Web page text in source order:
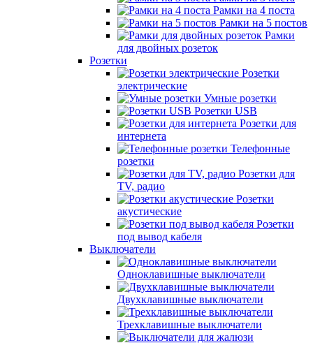
Рамки на 4 поста
Рамки на 5 постов
Рамки
для двойных розеток
Розетки
Розетки
электрические
Умные розетки
Розетки USB
Розетки для
интернета
Телефонные
розетки
Розетки для
TV, радио
Розетки
акустические
Розетки
под вывод кабеля
Выключатели
Одноклавишные выключатели
Двухклавишные выключатели
Трехклавишные выключатели